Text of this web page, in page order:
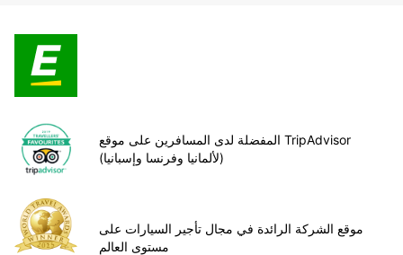
المفضلة لدى المسافرين على موقع TripAdvisor
(لألمانيا وفرنسا وإسبانيا)
موقع الشركة الرائدة في مجال تأجير السيارات على
مستوى العالم